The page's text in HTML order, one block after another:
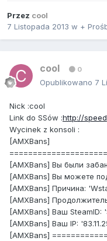
Przez cool
7 Listopada 2013 w +
cool 0
Opublikowano 7
Nick :cool
Link do SSów :http://
Wycinek z konsoli :
[AMXBans]
[AMXBans] Вы были
[AMXBans] Вы можете
[AMXBans] Причина:
[AMXBans]
[AMXBans] Ваш SteamID:
[AMXBans] Ваш IP:
[AMXBans]